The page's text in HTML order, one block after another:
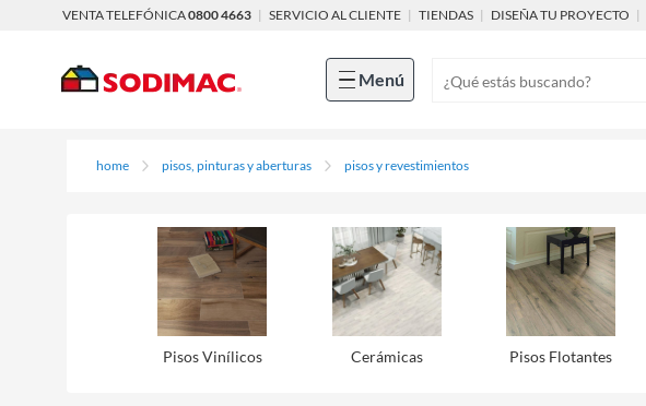
VENTA TELEFÓNICA0800 4663 | SERVICIO AL CLIENTE | TIENDAS | DISEÑA TU PROYECTO |
Menú
home pisos, pinturas y aberturas pisos y revestimientos
Pisos Viní­licos Cerámicas Pisos Flotantes